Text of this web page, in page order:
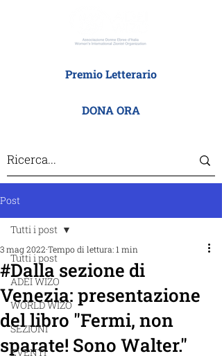
Premio Letterario
DONA ORA
Post
Tutti i post
ADEI WIZO
WORLD WIZO
SEZIONI
EVENTI
Tutti i post
#Dalla sezione di
Venezia: presentazione
del libro "Fermi, non
sparate! Sono Walter."
3 mag 2022 Tempo di lettura: 1 min